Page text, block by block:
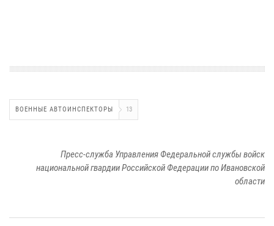
ВОЕННЫЕ АВТОИНСПЕКТОРЫ 13
Пресс-служба Управления Федеральной службы войск
национальной гвардии Российской Федерации по Ивановской
области